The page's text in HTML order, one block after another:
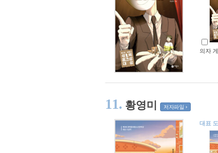
의자
11. 황영미 저자파일
대표